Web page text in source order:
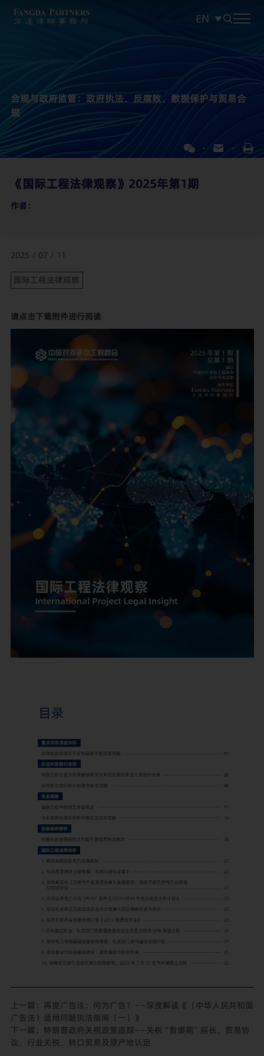
EN
日本語
合规与政府监管：政府执法、反腐败、数据保护与贸易合
规
《国际工程法律观察》2025年第1期
作者：
2025 / 07 / 11
国际工程法律观察
请点击下载附件进行阅读
上一篇： 再度广告法：何为广告？——深度解读《〈中华人民共和国
广告法〉适用问题执法指南（一）》
下一篇： 特朗普政府关税政策追踪——关税“暂缓期”延长、贸易协
议、行业关税、转口贸易及原产地认定